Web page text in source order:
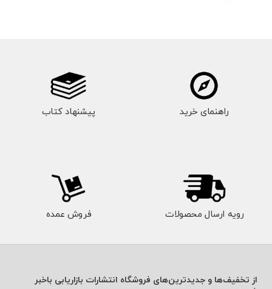
راهنمای خرید پیشنهاد کتاب
رویه ارسال محصولات فروش عمده
از تخفیف‌ها و جدیدترین‌های فروشگاه انتشارات بازاریابی باخبر